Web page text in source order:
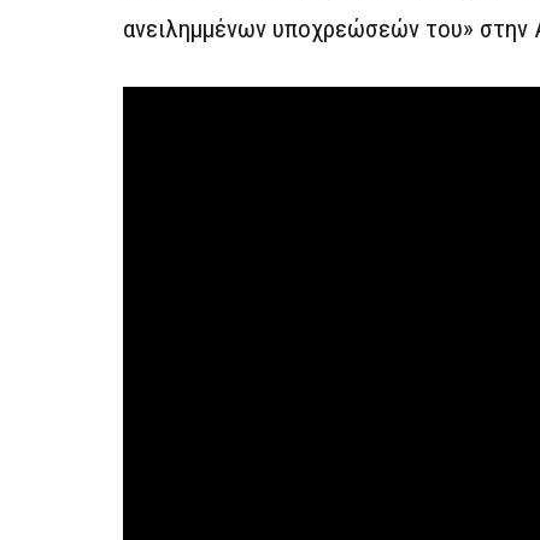
ανειλημμένων υποχρεώσεών του» στην